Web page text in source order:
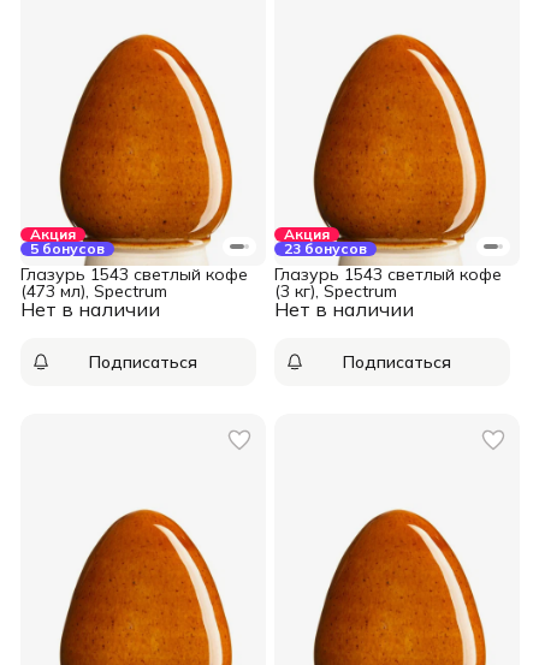
Акция
5 бонусов
Нет в наличии
Глазурь 1543 светлый кофе
(473 мл), Spectrum
Подписаться
Акция
23 бонусов
Нет в наличии
Глазурь 1543 светлый кофе
(3 кг), Spectrum
Подписаться